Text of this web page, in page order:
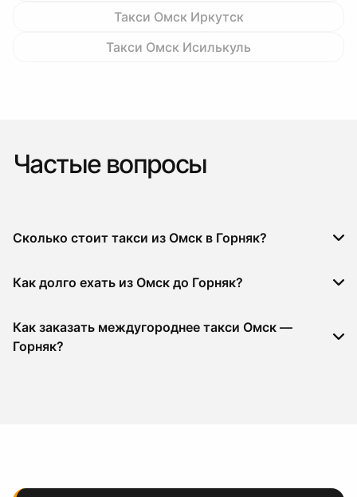
Такси Омск Иркутск
Такси Омск Исилькуль
Частые вопросы
Сколько стоит такси из Омск в Горняк?
Как долго ехать из Омск до Горняк?
Как заказать междугороднее такси Омск —
Горняк?